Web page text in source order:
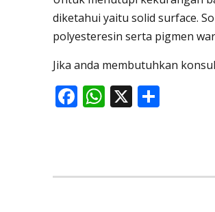
diketahui yaitu solid surface.
polyesteresin serta pigmen
Jika anda membutuhkan
F
o
W
A
X